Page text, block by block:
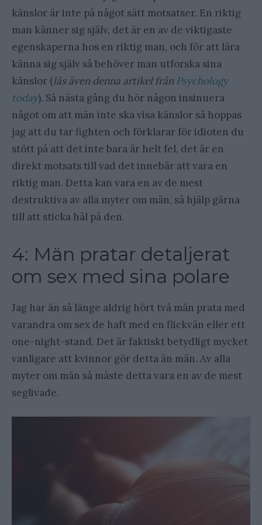
känslor är inte på något sätt motsatser. En riktig
man känner sig själv, det är en av de viktigaste
egenskaperna hos en riktig man, och för att lära
känna sig själv så behöver man utforska sina
känslor (läs även denna artikel från Psychology
today). Så nästa gång du hör någon insinuera
något om att män inte ska visa känslor så hoppas
jag att du tar fighten och förklarar för idioten du
stött på att det inte bara är helt fel, det är en
direkt motsats till vad det innebär att vara en
riktig man. Detta kan vara en av de mest
destruktiva av alla myter om män, så hjälp gärna
till att sticka hål på den.
4: Män pratar detaljerat
om sex med sina polare
Jag har än så länge aldrig hört två män prata med
varandra om sex de haft med en flickvän eller ett
one-night-stand. Det är faktiskt betydligt mycket
vanligare att kvinnor gör detta än män. Av alla
myter om män så måste detta vara en av de mest
seglivade.